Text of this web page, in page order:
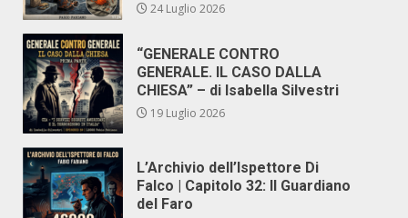
24 Luglio 2026
“GENERALE CONTRO
GENERALE. IL CASO DALLA
CHIESA” – di Isabella Silvestri
19 Luglio 2026
L’Archivio dell’Ispettore Di
Falco | Capitolo 32: Il Guardiano
del Faro